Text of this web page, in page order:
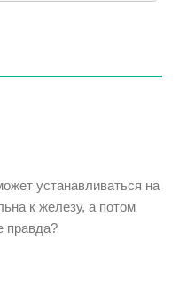
устанавливаться на
к железу, а потом
правда?